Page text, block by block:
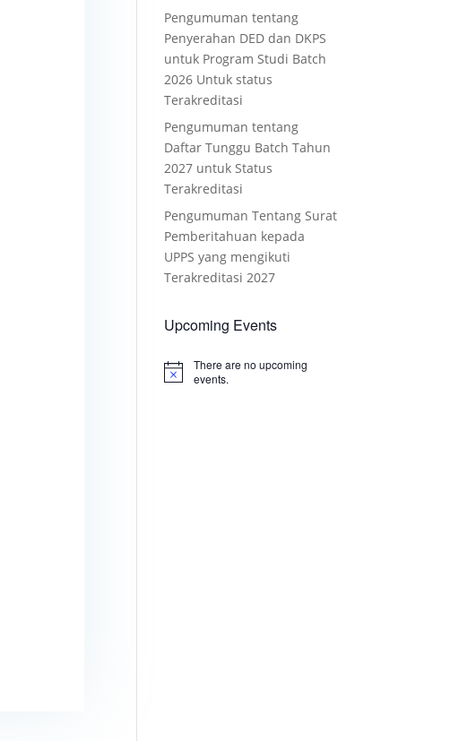
Pengumuman tentang
Penyerahan DED dan DKPS
untuk Program Studi Batch
2026 Untuk status
Terakreditasi
Pengumuman tentang
Daftar Tunggu Batch Tahun
2027 untuk Status
Terakreditasi
Pengumuman Tentang Surat
Pemberitahuan kepada
UPPS yang mengikuti
Terakreditasi 2027
Upcoming Events
Notice
There are no upcoming
events.